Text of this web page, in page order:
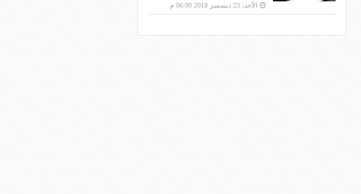
الأحد، 23 ديسمبر 2018 06:00 م